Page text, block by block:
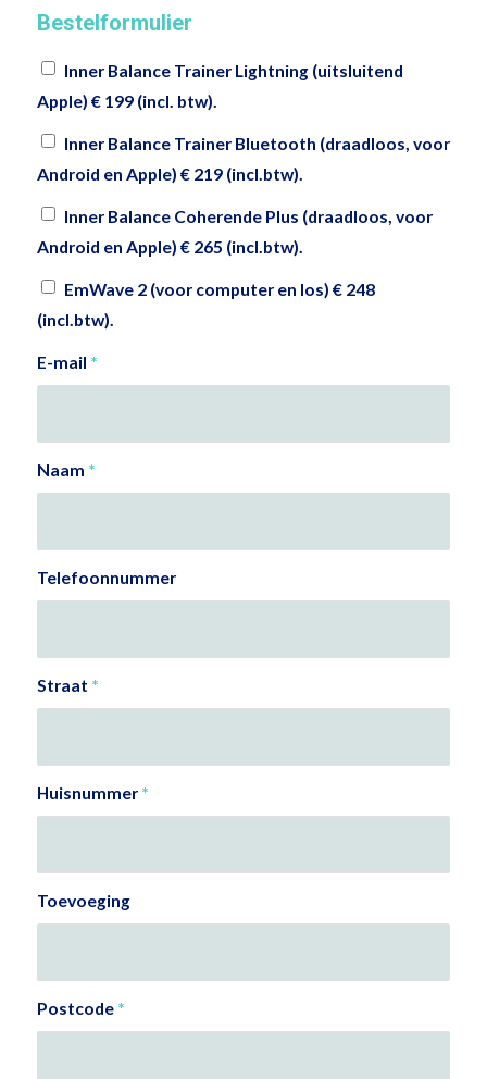
Bestelformulier
Inner Balance Trainer Lightning (uitsluitend
Apple) € 199 (incl. btw).
Inner Balance Trainer Bluetooth (draadloos, voor
Android en Apple) € 219 (incl.btw).
Inner Balance Coherende Plus (draadloos, voor
Android en Apple) € 265 (incl.btw).
EmWave 2 (voor computer en los) € 248
(incl.btw).
E-mail *
Naam *
Telefoonnummer
Straat *
Huisnummer *
Toevoeging
Postcode *